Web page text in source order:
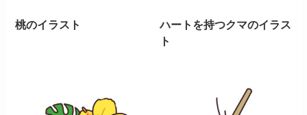
桃のイラスト
ハートを持つクマのイラス
ト